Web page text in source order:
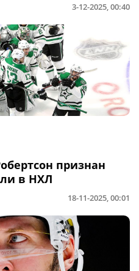
3-12-2025, 00:40
признан
в НХЛ
18-11-2025, 00:01